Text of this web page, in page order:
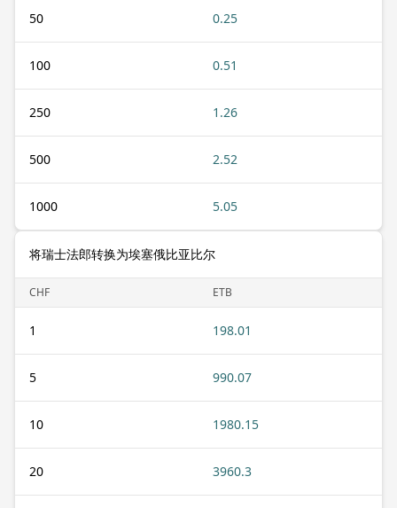
50 0.25
100 0.51
250 1.26
500 2.52
1000 5.05
将瑞士法郎转换为埃塞俄比亚比尔
CHF ETB
1 198.01
5 990.07
10 1980.15
20 3960.3